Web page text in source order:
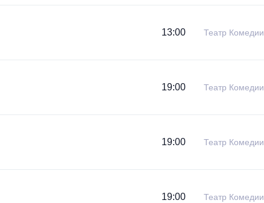
13:00 Театр Комедии.
19:00 Театр Комедии.
19:00 Театр Комедии.
19:00 Театр Комедии.